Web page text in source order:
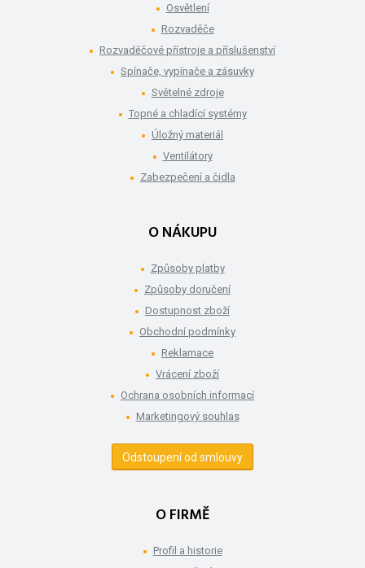
Osvětlení
Rozvaděče
Rozvaděčové přístroje a příslušenství
Spínače, vypínače a zásuvky
Světelné zdroje
Topné a chladící systémy
Úložný materiál
Ventilátory
Zabezpečení a čidla
O NÁKUPU
Způsoby platby
Způsoby doručení
Dostupnost zboží
Obchodní podmínky
Reklamace
Vrácení zboží
Ochrana osobních informací
Marketingový souhlas
Odstoupení od smlouvy
O FIRMĚ
Profil a historie